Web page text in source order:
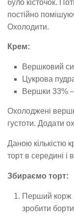
було кісточок.
постійно
Охолодити.
Крем:
Вершковий
Цукрова
Вершки 33%
Охолоджені
густоти. Додати
Даною кількістю
торт в середині і
Збираємо торт:
Перший корж
зробити